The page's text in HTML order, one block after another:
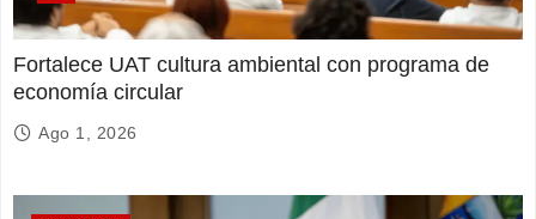
Fortalece UAT cultura ambiental con programa de
economía circular
Ago 1, 2026